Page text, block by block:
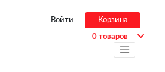
Войти Корзина
0 товаров